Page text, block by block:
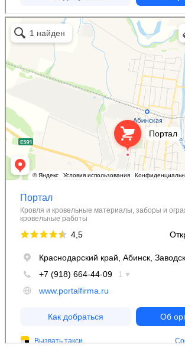
Кровля и кровельные материалы в Абинске
Фасады и фасадные системы в Абинске